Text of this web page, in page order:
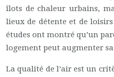
îlots de chaleur urbains,
lieux de détente et de loisirs
études ont montré qu’un
logement peut augmenter sa
La qualité de l’air est un